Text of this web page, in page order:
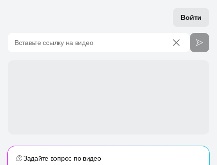
Войти
Вставьте ссылку на видео
Задайте вопрос по видео